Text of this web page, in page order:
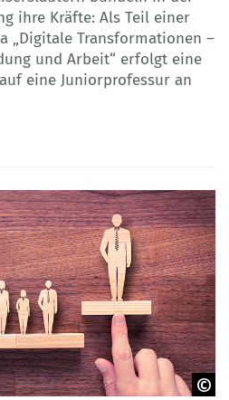
ihre Kräfte: Als Teil einer
„Digitale Transformationen –
und Arbeit“ erfolgt eine
eine Juniorprofessur an